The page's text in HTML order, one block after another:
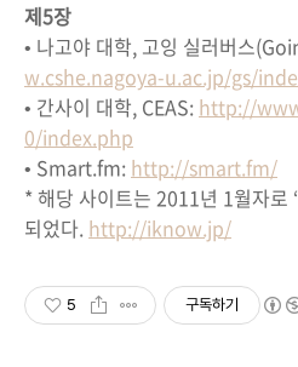
제5장
• 나고야 대학, 고잉 실러버스
w.cshe.nagoya-u.ac.jp/gs/
• 간사이 대학, CEAS: http://
0/index.php
• Smart.fm: http://smart.fm/
* 해당 사이트는 2011년 1월자로
되었다. http://iknow.jp/
5 구독하기